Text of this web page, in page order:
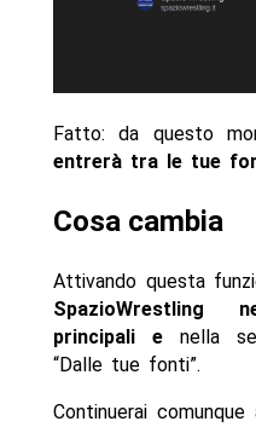
Fatto: da questo
entrerà tra le tue
Cosa cambia
Attivando questa
SpazioWrestling
principali enella
“Dalle tue fonti”.
Continuerai